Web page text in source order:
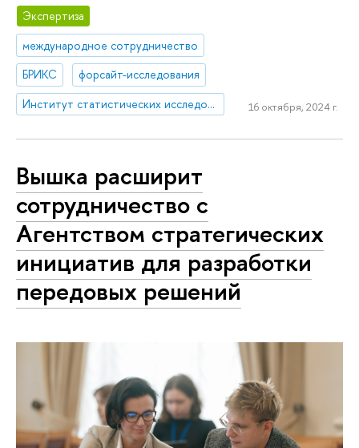
Экспертиза
международное сотрудничество
БРИКС
форсайт-исследования
Институт статистических исследований и экономики знаний
16 октября, 2024 г.
Вышка расширит
сотрудничество с
Агентством стратегических
инициатив для разработки
передовых решений